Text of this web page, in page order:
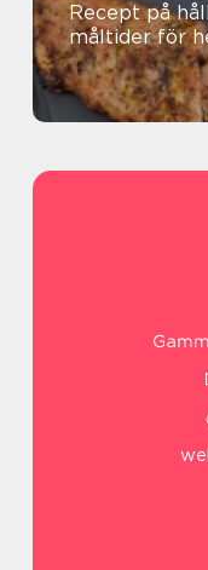
Recept på
måltider för